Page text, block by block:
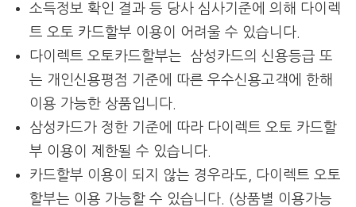
소득정보 확인 결과 등 당사 심사기준에 의해 다이렉
트 오토 카드할부 이용이 어려울 수 있습니다.
다이렉트 오토카드할부는 삼성카드의 신용등급 또
는 개인신용평점 기준에 따른 우수신용고객에 한해
이용 가능한 상품입니다.
삼성카드가 정한 기준에 따라 다이렉트 오토 카드할
부 이용이 제한될 수 있습니다.
카드할부 이용이 되지 않는 경우라도, 다이렉트 오토
할부는 이용 가능할 수 있습니다. (상품별 이용가능